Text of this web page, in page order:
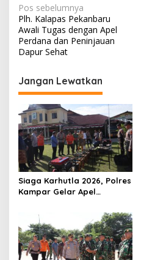
N
a
v
i
g
a
s
i
p
o
s
Pos sebelumnya
Plh. Kalapas Pekanbaru
Awali Tugas dengan Apel
Perdana dan Peninjauan
Dapur Sehat
Jangan Lewatkan
Siaga Karhutla 2026, Polres
Kampar Gelar Apel
Terkait